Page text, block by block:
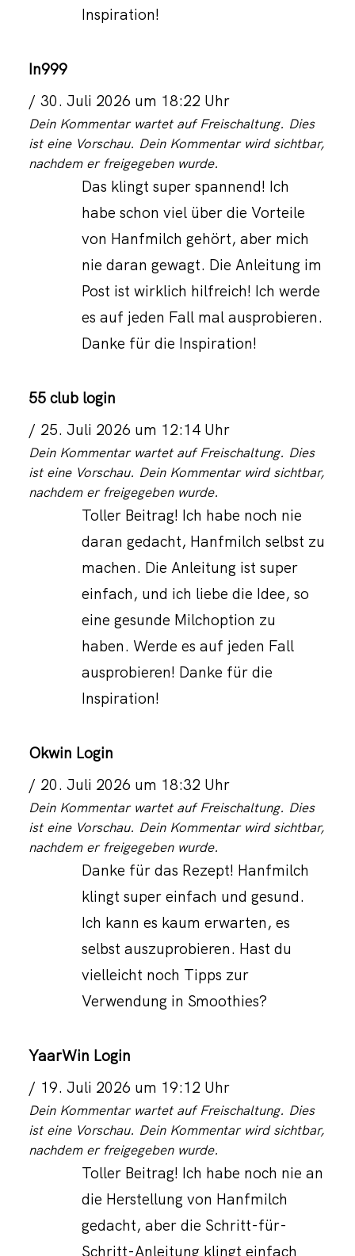
Inspiration!
In999
30. Juli 2026 um 18:22 Uhr
Dein Kommentar wartet auf Freischaltung. Dies
ist eine Vorschau. Dein Kommentar wird sichtbar,
nachdem er freigegeben wurde.
Das klingt super spannend! Ich
habe schon viel über die Vorteile
von Hanfmilch gehört, aber mich
nie daran gewagt. Die Anleitung im
Post ist wirklich hilfreich! Ich werde
es auf jeden Fall mal ausprobieren.
Danke für die Inspiration!
55 club login
25. Juli 2026 um 12:14 Uhr
Dein Kommentar wartet auf Freischaltung. Dies
ist eine Vorschau. Dein Kommentar wird sichtbar,
nachdem er freigegeben wurde.
Toller Beitrag! Ich habe noch nie
daran gedacht, Hanfmilch selbst zu
machen. Die Anleitung ist super
einfach, und ich liebe die Idee, so
eine gesunde Milchoption zu
haben. Werde es auf jeden Fall
ausprobieren! Danke für die
Inspiration!
Okwin Login
20. Juli 2026 um 18:32 Uhr
Dein Kommentar wartet auf Freischaltung. Dies
ist eine Vorschau. Dein Kommentar wird sichtbar,
nachdem er freigegeben wurde.
Danke für das Rezept! Hanfmilch
klingt super einfach und gesund.
Ich kann es kaum erwarten, es
selbst auszuprobieren. Hast du
vielleicht noch Tipps zur
Verwendung in Smoothies?
YaarWin Login
19. Juli 2026 um 19:12 Uhr
Dein Kommentar wartet auf Freischaltung. Dies
ist eine Vorschau. Dein Kommentar wird sichtbar,
nachdem er freigegeben wurde.
Toller Beitrag! Ich habe noch nie an
die Herstellung von Hanfmilch
gedacht, aber die Schritt-für-
Schritt-Anleitung klingt einfach